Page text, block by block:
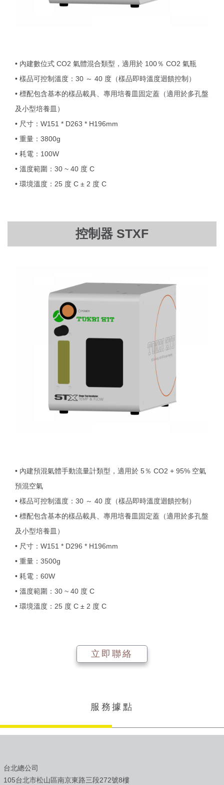
• 內建數位式 CO2 氣體混合類型，適用於 100％ CO2 氣瓶
• 樣品可控制溫度：30 ～ 40 度（樣品即時溫度迴饋控制）
• 標配包含基本的樣品載具、專用培養皿固定蓋（適用於多孔盤
及小型培養皿）
• 尺寸：W151 * D263 * H196mm
• 重量：3800g
• 耗電：100W
• 溫度範圍：30 ~ 40 度 C
• 環境溫度：25 度 C ± 2 度 C
控制器 STXF
• 內建預混氣體手動流量計類型，適用於 5％ CO2 + 95% 空氣
預混空氣
• 樣品可控制溫度：30 ～ 40 度（樣品即時溫度迴饋控制）
• 標配包含基本的樣品載具、專用培養皿固定蓋（適用於多孔盤
及小型培養皿）
• 尺寸：W151 * D296 * H196mm
• 重量：3500g
• 耗電：60W
• 溫度範圍：30 ~ 40 度 C
• 環境溫度：25 度 C ± 2 度 C
立即聯絡
服務據點
台北總公司
105台北市松山區南京東路三段272號8樓